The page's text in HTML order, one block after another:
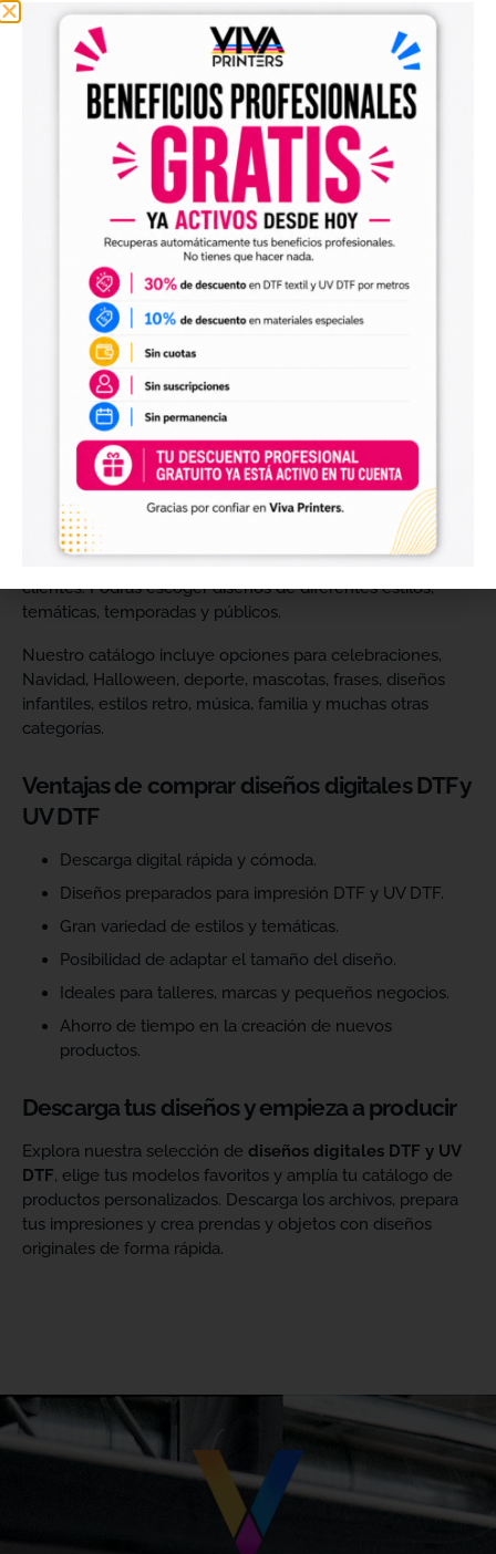
sin tener que diseñar cada imagen desde cero. Solo
tendrás que adaptar el tamaño a tus necesidades, preparar
el archivo en tu programa de impresión y producirlo con tu
maquinaria DTF.
Diseños digitales para impresión UV DTF
También encontrarás diseños digitales para UV DTF
perfectos para personalizar vasos, botellas, termos, cajas,
envases, artículos promocionales y otras superficies rígidas
Estos diseños permiten incorporar nuevas opciones a tu
catálogo de personalización de objetos y preparar
producciones propias utilizando tu impresora UV DTF o tu
proveedor habitual de impresión.
Archivos digitales para negocios de
personalización
Comprar diseños digitales es una solución práctica para
profesionales que quieren ahorrar tiempo, renovar su
catálogo y ofrecer más variedad de productos a sus
clientes. Podrás escoger diseños de diferentes estilos,
temáticas, temporadas y públicos.
Nuestro catálogo incluye opciones para celebraciones,
Navidad, Halloween, deporte, mascotas, frases, diseños
infantiles, estilos retro, música, familia y muchas otras
categorías.
Ventajas de comprar diseños digitales DTF y
UV DTF
Descarga digital rápida y cómoda.
Diseños preparados para impresión DTF y UV DTF.
Gran variedad de estilos y temáticas.
Posibilidad de adaptar el tamaño del diseño.
Ideales para talleres, marcas y pequeños negocios.
Ahorro de tiempo en la creación de nuevos
productos.
Descarga tus diseños y empieza a producir
Explora nuestra selección de diseños digitales DTF y UV
DTF, elige tus modelos favoritos y amplía tu catálogo de
productos personalizados. Descarga los archivos, prepara
tus impresiones y crea prendas y objetos con diseños
originales de forma rápida.